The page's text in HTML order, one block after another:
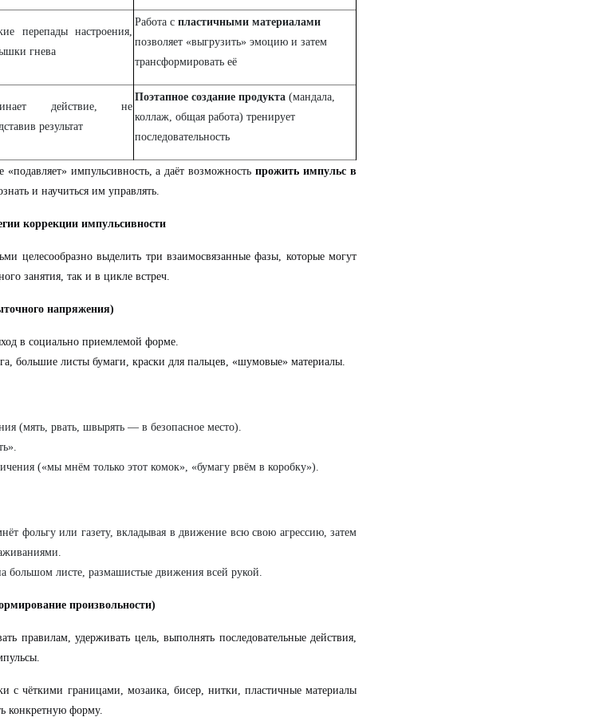
перепады настроения,
гнева
Работа с пластичными материалами
позволяет «выгрузить» эмоцию и затем
трансформировать её
действие, не
результат
Поэтапное создание продукта (мандала,
коллаж, общая работа) тренирует
последовательность
«подавляет» импульсивность, а даёт возможностьпрожить импульс в
и научиться им управлять.
коррекции импульсивности
целесообразно выделить три взаимосвязанные фазы, которые могут
занятия, так и в цикле встреч.
напряжения)
в социально приемлемой форме.
большие листы бумаги, краски для пальцев, «шумовые» материалы.
(мять, рвать, швырять — в безопасное место).
(«мы мнём только этот комок», «бумагу рвём в коробку»).
фольгу или газету, вкладывая в движение всю свою агрессию, затем
большом листе, размашистые движения всей рукой.
произвольности)
правилам, удерживать цель, выполнять последовательные действия,
с чёткими границами, мозаика, бисер, нитки, пластичные материалы
конкретную форму.